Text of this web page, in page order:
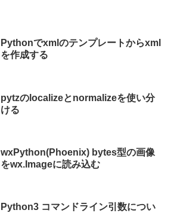
Pythonでxmlのテンプレートからxml
を作成する
pytzのlocalizeとnormalizeを使い分
ける
wxPython(Phoenix) bytes型の画像
をwx.Imageに読み込む
Python3 コマンドライン引数につい